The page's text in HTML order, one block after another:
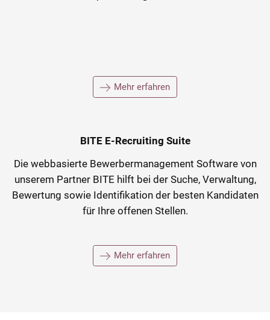
Mehr erfahren
BITE E-Recruiting Suite
Die webbasierte Bewerbermanagement Software von
unserem Partner BITE hilft bei der Suche, Verwaltung,
Bewertung sowie Identifikation der besten Kandidaten
für Ihre offenen Stellen.
Mehr erfahren